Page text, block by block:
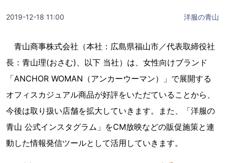
2019-12-18 11:00 洋服の青山
青山商事株式会社（本社：広島県福山市／代表取締役社
長：青山理(おさむ)、以下 当社）は、女性向けブランド
「ANCHOR WOMAN（アンカーウーマン）」で展開する
オフィスカジュアル商品が好評をいただていることから、
今後は取り扱い店舗を拡大していきます。また、「洋服の
青山 公式インスタグラム」をCM放映などの販促施策と連
動した情報発信ツールとして活用していきます。